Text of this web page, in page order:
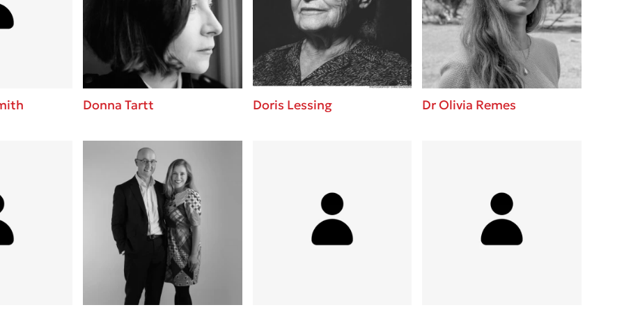
3 βιβλία που μπορείς να διαβάσεις σε
μια μέρα!
Εύκολη συνταγή για chicken BBQ pizza
από τον Άκη Πετρετζίκη!
Διακοπές με τα παιδιά: Η ανάγκη μας για
παύση σε μετωπική σύγκρουση με τη
Πάνω, κάτω, μπροστά, πίσω; Κάνε το
Donna Tartt Doris Lessing Dr Olivia Remes